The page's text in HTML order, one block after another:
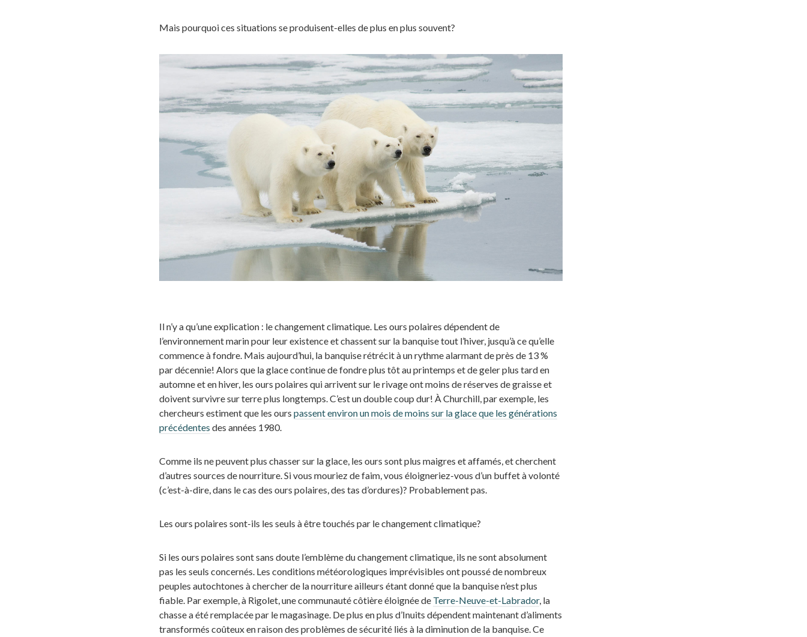
Mais pourquoi ces situations se produisent-elles de plus en plus souvent?
Il n’y a qu’une explication : le changement climatique. Les ours polaires dépendent de
l’environnement marin pour leur existence et chassent sur la banquise tout l’hiver, jusqu’à ce qu’elle
commence à fondre. Mais aujourd’hui, la banquise rétrécit à un rythme alarmant de près de 13 %
par décennie! Alors que la glace continue de fondre plus tôt au printemps et de geler plus tard en
automne et en hiver, les ours polaires qui arrivent sur le rivage ont moins de réserves de graisse et
doivent survivre sur terre plus longtemps. C’est un double coup dur! À Churchill, par exemple, les
chercheurs estiment que les ours passent environ un mois de moins sur la glace que les générations
précédentes des années 1980.
Comme ils ne peuvent plus chasser sur la glace, les ours sont plus maigres et affamés, et cherchent
d’autres sources de nourriture. Si vous mouriez de faim, vous éloigneriez-vous d’un buffet à volonté
(c’est-à-dire, dans le cas des ours polaires, des tas d’ordures)? Probablement pas.
Les ours polaires sont-ils les seuls à être touchés par le changement climatique?
Si les ours polaires sont sans doute l’emblème du changement climatique, ils ne sont absolument
pas les seuls concernés. Les conditions météorologiques imprévisibles ont poussé de nombreux
peuples autochtones à chercher de la nourriture ailleurs étant donné que la banquise n’est plus
fiable. Par exemple, à Rigolet, une communauté côtière éloignée de Terre-Neuve-et-Labrador, la
chasse a été remplacée par le magasinage. De plus en plus d’Inuits dépendent maintenant d’aliments
transformés coûteux en raison des problèmes de sécurité liés à la diminution de la banquise. Ce